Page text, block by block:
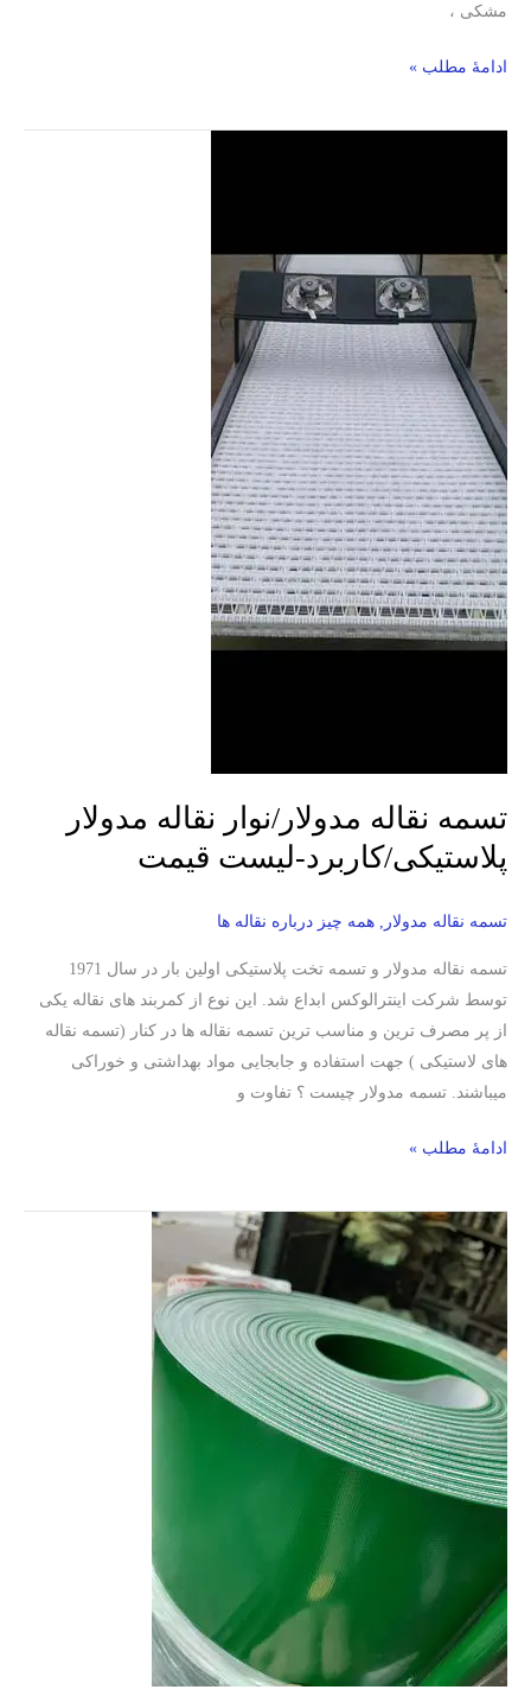
مشکی ،
ادامۀ مطلب »
تسمه نقاله مدولار/نوار نقاله مدولار
پلاستیکی/کاربرد-لیست قیمت
تسمه نقاله مدولار همه چیز درباره نقاله ها
تسمه نقاله مدولار و تسمه تخت پلاستیکی اولین بار در سال 1971
توسط شرکت اینترالوکس ابداع شد. این نوع از کمربند های نقاله یکی
از پر مصرف ترین و مناسب ترین تسمه نقاله ها در کنار (تسمه نقاله
های لاستیکی ) جهت استفاده و جابجایی مواد بهداشتی و خوراکی
میباشند. تسمه مدولار چیست ؟ تفاوت و
نقاله
مدولار
پلاستیکی/
کاربرد-
لیست
قیمت
ادامۀ مطلب »
تسمه
نقاله
pvc
/
از
1
تا
99
تسمه
پی